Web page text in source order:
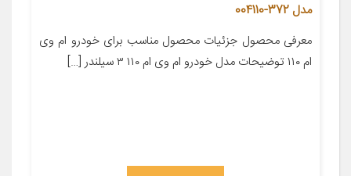
مدل 372-004110
معرفی محصول جزئیات محصول مناسب برای خودرو ام وی
ام ۱۱۰ توضیحات مدل خودرو ام وی ام ۱۱۰ ۳ سیلندر […]